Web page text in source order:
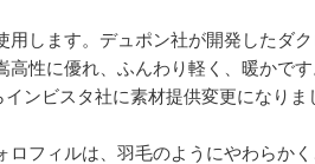
用します。デュポン社が開発したダ
性に優れ、ふんわり軽く、暖かです
ンビスタ社に素材提供変更になりま
ロフィルは、羽毛のようにやわらか